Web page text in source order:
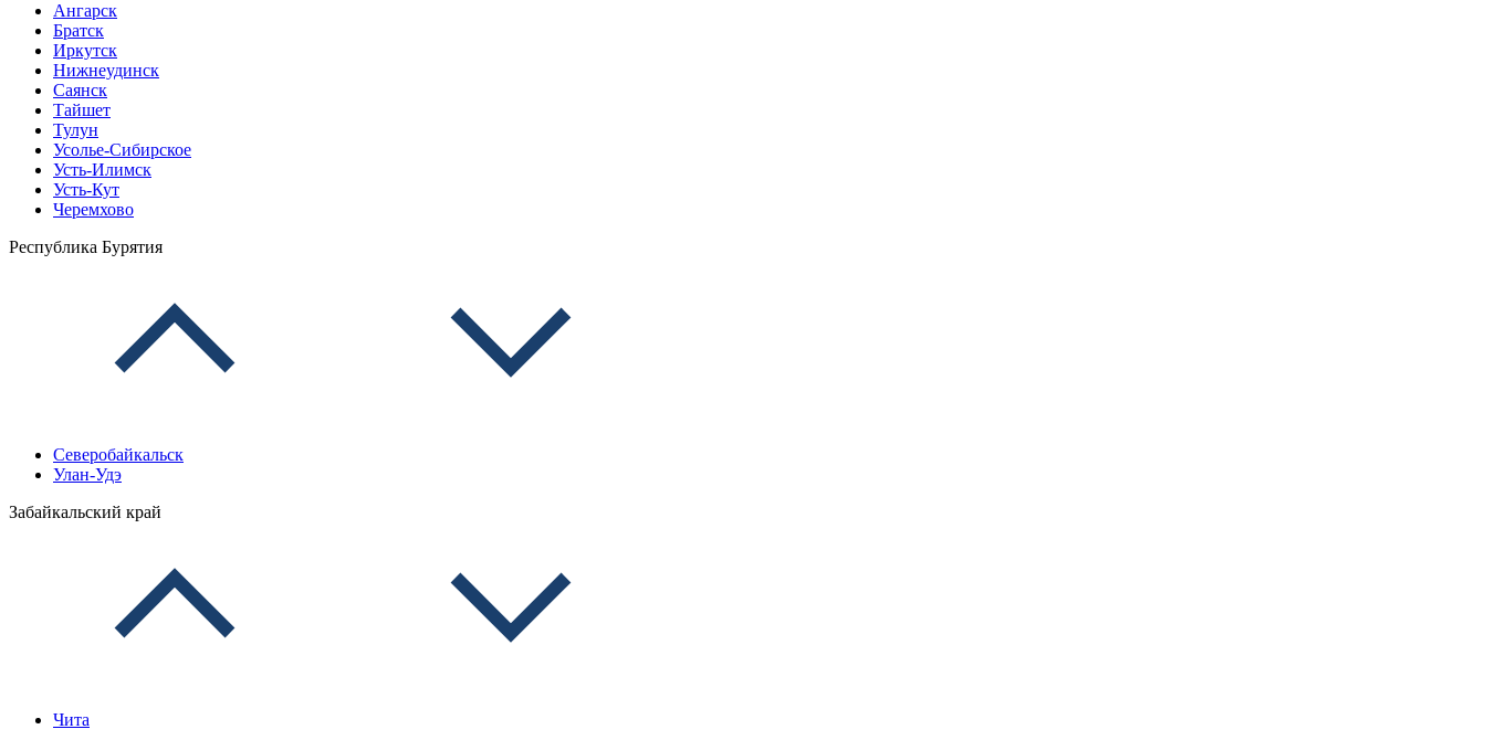
Ангарск
Братск
Иркутск
Нижнеудинск
Саянск
Тайшет
Тулун
Усолье-Сибирское
Усть-Илимск
Усть-Кут
Черемхово
Республика Бурятия
Северобайкальск
Улан-Удэ
Забайкальский край
Чита